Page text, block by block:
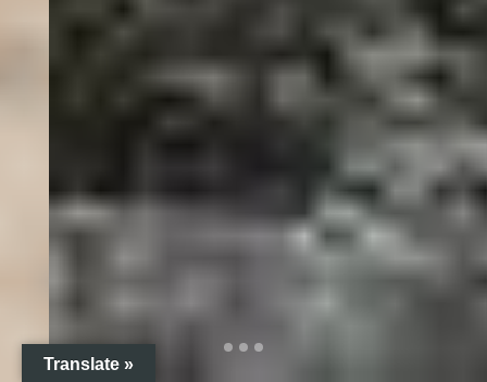
Translate »